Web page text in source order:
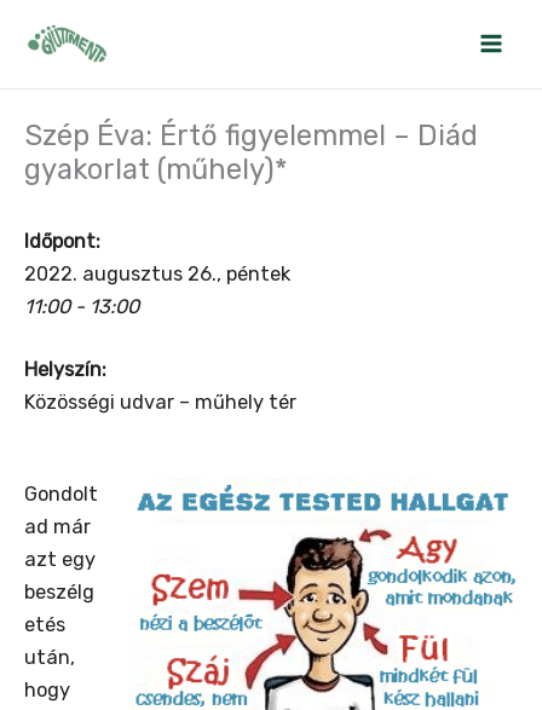
Szép Éva: Értő figyelemmel – Diád
gyakorlat (műhely)*
Időpont:
2022. augusztus 26., péntek
11:00 - 13:00
Helyszín:
Közösségi udvar – műhely tér
Gondolt
ad már
azt egy
beszélg
etés
után,
hogy